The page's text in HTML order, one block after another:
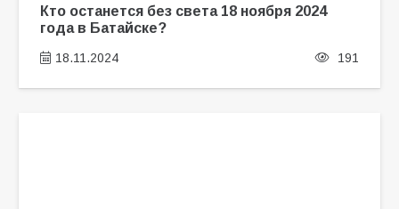
Кто останется без света 18 ноября 2024
года в Батайске?
18.11.2024 191